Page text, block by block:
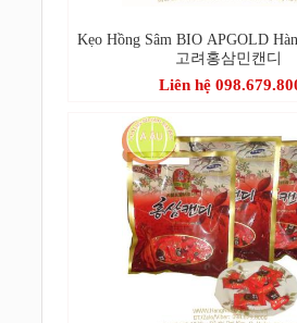
Kẹo Hồng Sâm BIO APGOLD
고려홍삼민캔디
Liên hệ